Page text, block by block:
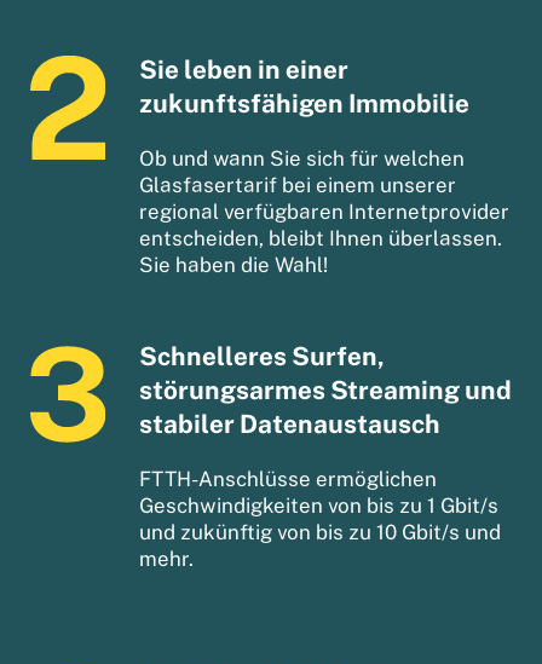
Sie leben in einer
zukunftsfähigen Immobilie
Ob und wann Sie sich für welchen
Glasfasertarif bei einem unserer
regional verfügbaren Internetprovider
entscheiden, bleibt Ihnen überlassen.
Sie haben die Wahl!
Schnelleres Surfen,
störungsarmes Streaming und
stabiler Datenaustausch
FTTH-Anschlüsse ermöglichen
Geschwindigkeiten von bis zu 1 Gbit/s
und zukünftig von bis zu 10 Gbit/s und
mehr.